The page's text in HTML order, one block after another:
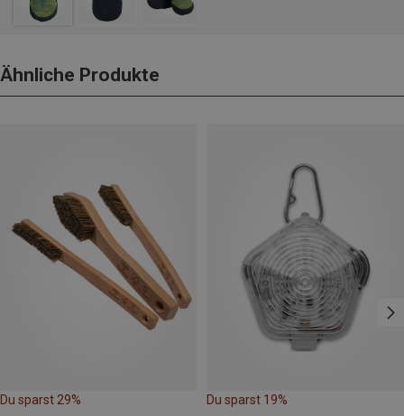
Ähnliche Produkte
Du sparst 29% Du sparst 19%